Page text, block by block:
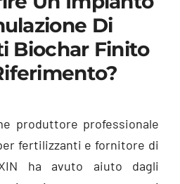
Di
Biochar Finito
produttore professionale
fertilizzanti e fornitore di
ha avuto aiuto dagli